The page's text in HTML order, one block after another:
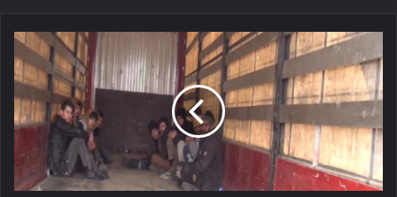
Kırşehir'de
dorsesinde
kaçak
göçmen
yakalanan
tır
şoförünün
savunması